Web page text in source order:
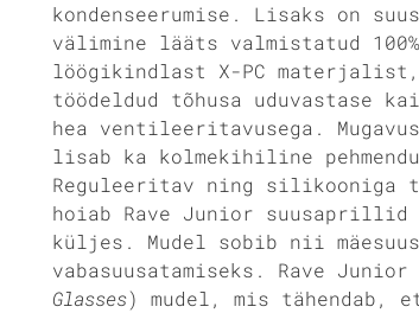
kondenseerumise. Lisaks on
välimine lääts valmistatud
löögikindlast X-PC
töödeldud tõhusa uduvastase
hea ventileeritavusega.
lisab ka kolmekihiline
Reguleeritav ning silikooniga
hoiab Rave Junior
küljes. Mudel sobib nii
vabasuusatamiseks. Rave Junior
Glasses) mudel, mis tähendab,